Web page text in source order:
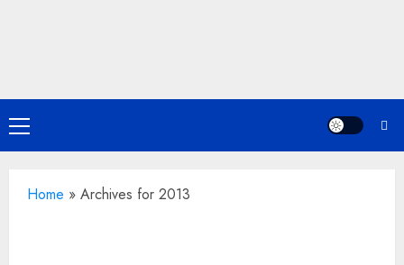
Primary
Menu
Home » Archives for 2013